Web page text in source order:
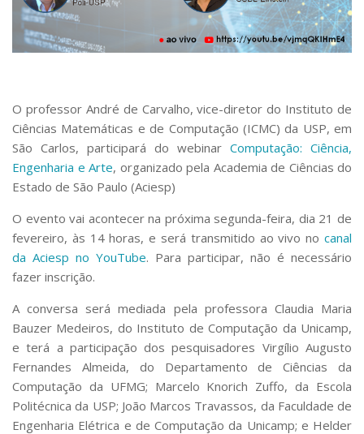
Comunicação
Assessorias e Mídias
Aplicativos e Sites
Defesa de Teses
O professor André de Carvalho, vice-diretor do Instituto de
Ciências Matemáticas e de Computação (ICMC) da USP, em
São Carlos, participará do webinar Computação: Ciência,
Engenharia e Arte, organizado pela Academia de Ciências do
Estado de São Paulo (Aciesp)
O evento vai acontecer na próxima segunda-feira, dia 21 de
fevereiro, às 14 horas, e será transmitido ao vivo no canal
da Aciesp no YouTube. Para participar, não é necessário
fazer inscrição.
A conversa será mediada pela professora Claudia Maria
Bauzer Medeiros, do Instituto de Computação da Unicamp,
e terá a participação dos pesquisadores Virgílio Augusto
Fernandes Almeida, do Departamento de Ciências da
Computação da UFMG; Marcelo Knorich Zuffo, da Escola
Politécnica da USP; João Marcos Travassos, da Faculdade de
Engenharia Elétrica e de Computação da Unicamp; e Helder